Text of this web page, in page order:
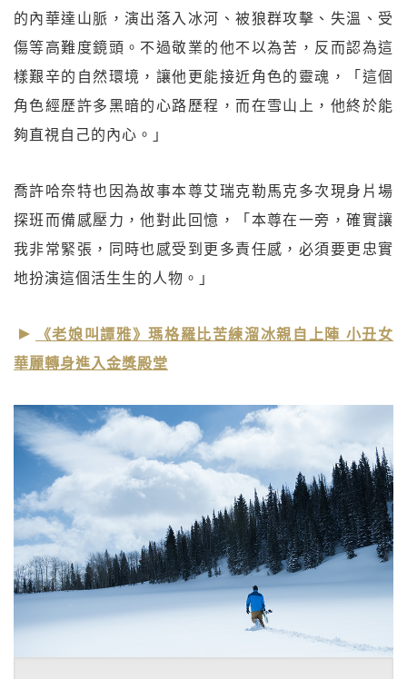
的內華達山脈，演出落入冰河、被狼群攻擊、失溫、受
傷等高難度鏡頭。不過敬業的他不以為苦，反而認為這
樣艱辛的自然環境，讓他更能接近角色的靈魂，「這個
角色經歷許多黑暗的心路歷程，而在雪山上，他終於能
夠直視自己的內心。」
喬許哈奈特也因為故事本尊艾瑞克勒馬克多次現身片場
探班而備感壓力，他對此回憶，「本尊在一旁，確實讓
我非常緊張，同時也感受到更多責任感，必須要更忠實
地扮演這個活生生的人物。」
《老娘叫譚雅》瑪格羅比苦練溜冰親自上陣 小丑女
華麗轉身進入金獎殿堂